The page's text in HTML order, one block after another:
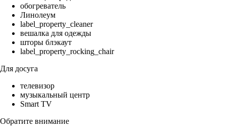
обогреватель
Линолеум
label_property_cleaner
вешалка для одежды
шторы блэкаут
label_property_rocking_chair
Для досуга
телевизор
музыкальный центр
Smart TV
Обратите внимание